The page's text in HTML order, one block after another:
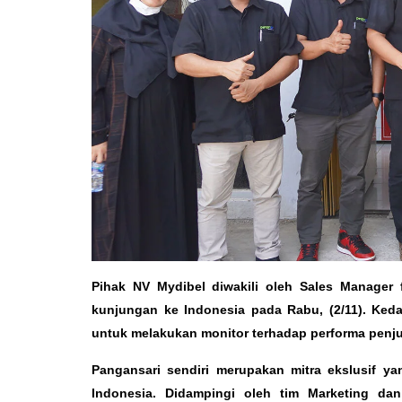
Pihak NV Mydibel diwakili oleh Sales
kunjungan ke Indonesia pada Rabu, (2/11).
untuk melakukan monitor terhadap performa
Pangansari sendiri merupakan mitra ekslusif
Indonesia. Didampingi oleh tim Marketing